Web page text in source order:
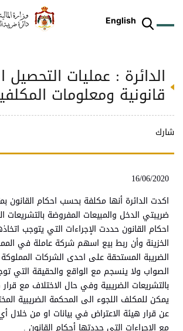
English
الدائرة : عمليات التحصيل
قانونية ومعلومات
شارك
16/06/2020
اكدت الدائرة أنها مكلفة بحسب احكام القانون
ضريبتي الدخل والمبيعات المفروضة بالتشريعات
احكام القانون حددت الإجراءات التي يتوجب
الخزينة وأن ربط بيع اسهم شركة عاملة في
الضريبة المستحقة على احدى الشركات
الصواب ولا ينسجم مع الواقع والحقيقة التي
بالتشريعات الضريبية وفي حال الاختلاف مع قرار
يمكن للمكلف اللجوء الى المحكمة الضريبية
عن قرار هيئة الاعتراض في بيانات او من خلال
مع الاجراءات التي حددتها أحكام القانون .